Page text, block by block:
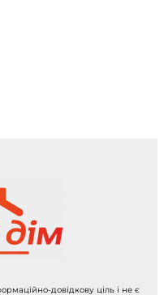
довідкову ціль і не є